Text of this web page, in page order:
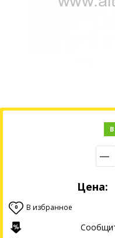
Цена:
0 В избранное